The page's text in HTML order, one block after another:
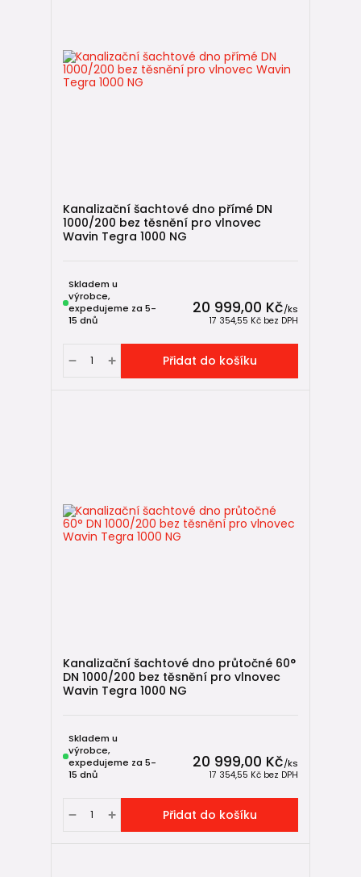
Kanalizační šachtové dno přímé DN
1000/200 bez těsnění pro vlnovec
Wavin Tegra 1000 NG
20 999,00 Kč/ks
17 354,55 Kč bez DPH
Skladem u
výrobce,
expedujeme za 5-
15 dnů
Přidat do košíku
Kanalizační šachtové dno průtočné 60°
DN 1000/200 bez těsnění pro vlnovec
Wavin Tegra 1000 NG
20 999,00 Kč/ks
17 354,55 Kč bez DPH
Skladem u
výrobce,
expedujeme za 5-
15 dnů
Přidat do košíku